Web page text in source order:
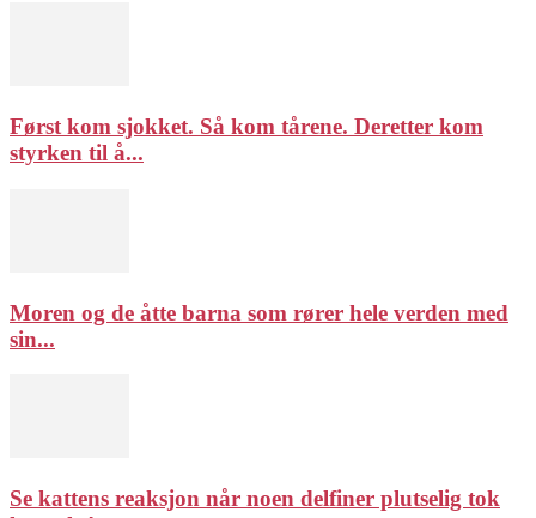
Først kom sjokket. Så kom tårene. Deretter kom
styrken til å...
Moren og de åtte barna som rører hele verden med
sin...
Se kattens reaksjon når noen delfiner plutselig tok